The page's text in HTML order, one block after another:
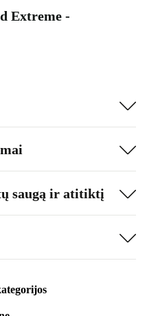
Extreme -
saugą ir atitiktį